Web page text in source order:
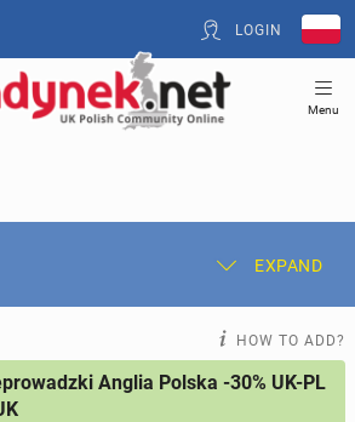
LOGIN
Menu
EXPAND
Ad My Ads
Offer and Adverts Price
HOW TO ADD?
Anglia Polska -30% UK-PL